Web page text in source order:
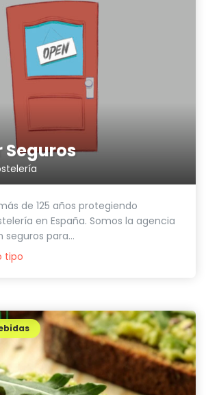
Seguros
de 125 años protegiendo
en España. Somos la agencia
seguros para...
tipo